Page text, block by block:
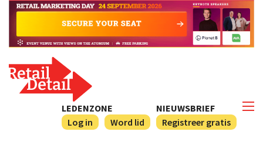
NIEUWSBRIEF
Registreer gratis
LEDENZONE
Log in
Word lid